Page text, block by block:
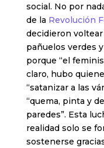
social. No por
de la Revolución
decidieron voltear
pañuelos verdes
porque “el
claro, hubo
“satanizar a las
“quema, pinta y
paredes”. Esta
realidad solo se
sostenerse